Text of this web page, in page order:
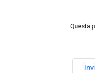
Questa